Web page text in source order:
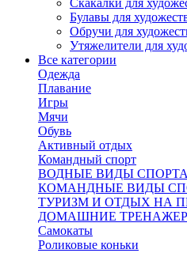
Скакалки для
Булавы для
Обручи для
Утяжелители для
Все категории
Одежда
Плавание
Игры
Мячи
Обувь
Активный отдых
Командный спорт
ВОДНЫЕ ВИДЫ СПОРТА
КОМАНДНЫЕ ВИДЫ
ТУРИЗМ И ОТДЫХ НА
ДОМАШНИЕ
Самокаты
Роликовые коньки